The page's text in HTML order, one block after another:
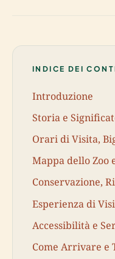
INDICE DEI
Introduzione
Storia e
Orari di Visita,
Mappa dello
Conservazione,
Esperienza di
Accessibilità e
Come Arrivare e